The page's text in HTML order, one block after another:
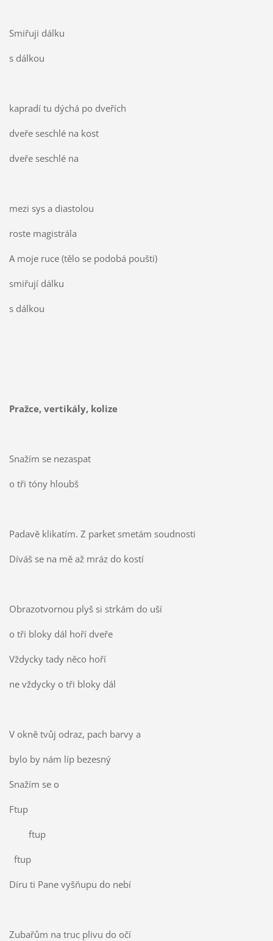
Smiřuji dálku
s dálkou
kapradí tu dýchá po dveřích
dveře seschlé na kost
dveře seschlé na
mezi sys a diastolou
roste magistrála
A moje ruce (tělo se podobá poušti)
smiřují dálku
s dálkou
Pražce, vertikály, kolize
Snažím se nezaspat
o tři tóny hloubš
Padavě klikatím. Z parket smetám soudnosti
Díváš se na mě až mráz do kostí
Obrazotvornou plyš si strkám do uší
o tři bloky dál hoří dveře
Vždycky tady něco hoří
ne vždycky o tři bloky dál
V okně tvůj odraz, pach barvy a
bylo by nám líp bezesný
Snažím se o
Ftup
ftup
ftup
Díru ti Pane vyšňupu do nebí
Zubařům na truc plivu do očí